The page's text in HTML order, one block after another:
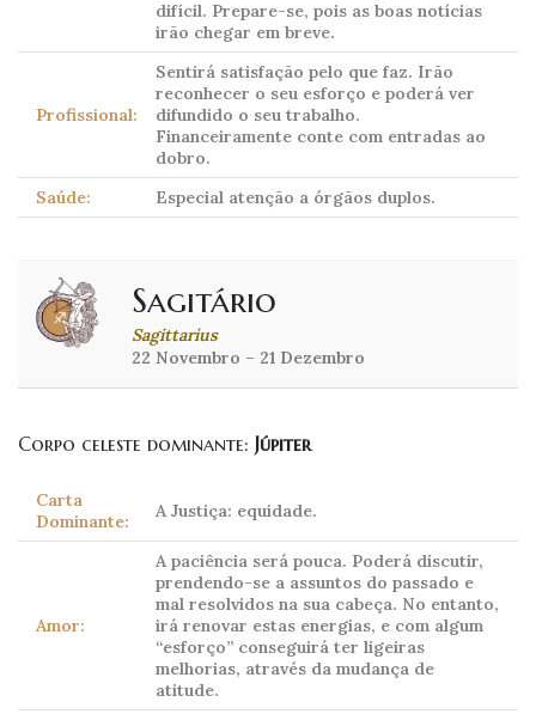
difícil. Prepare-se, pois as boas notícias
irão chegar em breve.
Profissional:
Sentirá satisfação pelo que faz. Irão
reconhecer o seu esforço e poderá ver
difundido o seu trabalho.
Financeiramente conte com entradas ao
dobro.
Saúde:
Especial atenção a órgãos duplos.
Sagitário
Sagittarius
22 Novembro – 21 Dezembro
Corpo celeste dominante: Júpiter
Carta
Dominante:
A Justiça: equidade.
Amor:
A paciência será pouca. Poderá discutir,
prendendo-se a assuntos do passado e
mal resolvidos na sua cabeça. No entanto,
irá renovar estas energias, e com algum
“esforço” conseguirá ter ligeiras
melhorias, através da mudança de
atitude.